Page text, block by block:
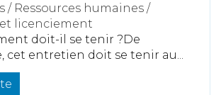
/ Ressources humaines /
licenciement
doit-il se tenir ?De
cet entretien doit se tenir au...